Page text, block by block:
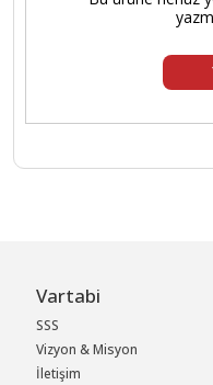
Vartabi
SSS
Vizyon & Misyon
İletişim